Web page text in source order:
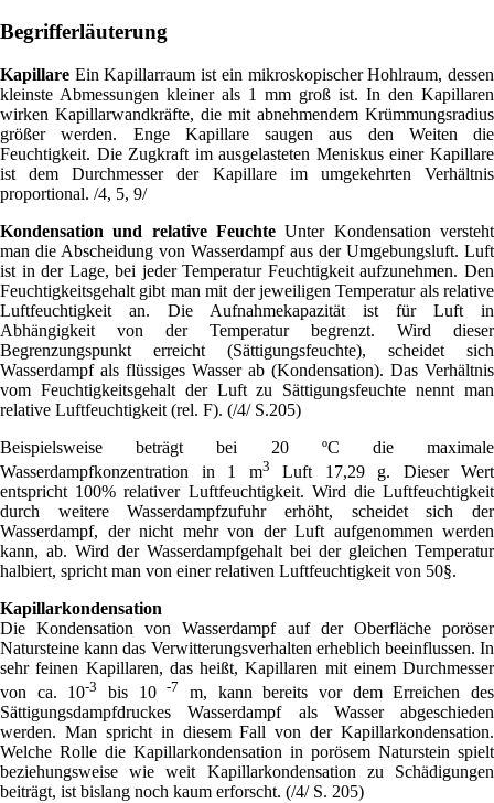
Begrifferläuterung
Kapillare Ein Kapillarraum ist ein mikroskopischer Hohlraum, dessen
kleinste Abmessungen kleiner als 1 mm groß ist. In den Kapillaren
wirken Kapillarwandkräfte, die mit abnehmendem Krümmungsradius
größer werden. Enge Kapillare saugen aus den Weiten die
Feuchtigkeit. Die Zugkraft im ausgelasteten Meniskus einer Kapillare
ist dem Durchmesser der Kapillare im umgekehrten Verhältnis
proportional. /4, 5, 9/
Kondensation und relative Feuchte Unter Kondensation versteht
man die Abscheidung von Wasserdampf aus der Umgebungsluft. Luft
ist in der Lage, bei jeder Temperatur Feuchtigkeit aufzunehmen. Den
Feuchtigkeitsgehalt gibt man mit der jeweiligen Temperatur als relative
Luftfeuchtigkeit an. Die Aufnahmekapazität ist für Luft in
Abhängigkeit von der Temperatur begrenzt. Wird dieser
Begrenzungspunkt erreicht (Sättigungsfeuchte), scheidet sich
Wasserdampf als flüssiges Wasser ab (Kondensation). Das Verhältnis
vom Feuchtigkeitsgehalt der Luft zu Sättigungsfeuchte nennt man
relative Luftfeuchtigkeit (rel. F). (/4/ S.205)
Beispielsweise beträgt bei 20 ºC die maximale
Wasserdampfkonzentration in 1 m3 Luft 17,29 g. Dieser Wert
entspricht 100% relativer Luftfeuchtigkeit. Wird die Luftfeuchtigkeit
durch weitere Wasserdampfzufuhr erhöht, scheidet sich der
Wasserdampf, der nicht mehr von der Luft aufgenommen werden
kann, ab. Wird der Wasserdampfgehalt bei der gleichen Temperatur
halbiert, spricht man von einer relativen Luftfeuchtigkeit von 50§.
Kapillarkondensation
Die Kondensation von Wasserdampf auf der Oberfläche poröser
Natursteine kann das Verwitterungsverhalten erheblich beeinflussen. In
sehr feinen Kapillaren, das heißt, Kapillaren mit einem Durchmesser
von ca. 10-3 bis 10-7
m, kann bereits vor dem Erreichen des
Sättigungsdampfdruckes Wasserdampf als Wasser abgeschieden
werden. Man spricht in diesem Fall von der Kapillarkondensation.
Welche Rolle die Kapillarkondensation in porösem Naturstein spielt
beziehungsweise wie weit Kapillarkondensation zu Schädigungen
beiträgt, ist bislang noch kaum erforscht. (/4/ S. 205)